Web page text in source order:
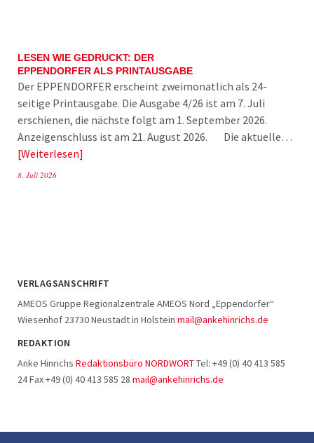
LESEN WIE GEDRUCKT: DER
EPPENDORFER ALS PRINTAUSGABE
Der EPPENDORFER erscheint zweimonatlich als 24-
seitige Printausgabe. Die Ausgabe 4/26 ist am 7. Juli
erschienen, die nächste folgt am 1. September 2026.
Anzeigenschluss ist am 21. August 2026. Die aktuelle…
Weiterlesen
8. Juli 2026
VERLAGSANSCHRIFT
AMEOS Gruppe Regionalzentrale AMEOS Nord „Eppendorfer“
Wiesenhof 23730 Neustadt in Holstein mail@ankehinrichs.de
REDAKTION
Anke Hinrichs Redaktionsbüro NORDWORTTel: +49 (0) 40 413 585
24 Fax +49 (0) 40 413 585 28 mail@ankehinrichs.de